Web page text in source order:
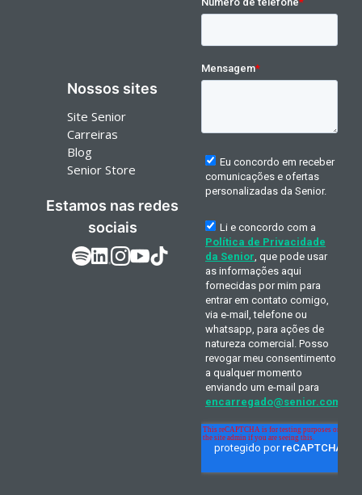
Nossos sites
Site Senior
Carreiras
Blog
Senior Store
Estamos nas redes
sociais